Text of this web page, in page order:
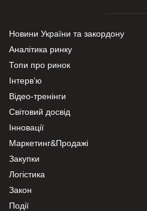
Новини України та закордону
Аналітика ринку
Топи про ринок
Інтерв’ю
Відео-тренінги
Світовий досвід
Інновації
Маркетинг&Продажі
Закупки
Логістика
Закон
Події